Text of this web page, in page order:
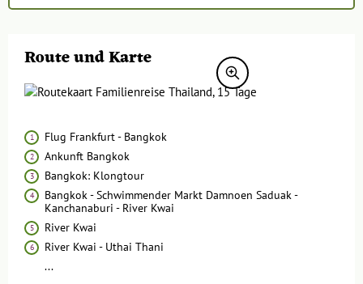
TERMINE | PREISE
REZENSIONEN
Fluginformationen
FOTOS UND VIDEOS
Route und Karte
Flug Frankfurt - Bangkok
Ankunft Bangkok
Bangkok: Klongtour
Bangkok - Schwimmender Markt Damnoen Saduak -
Kanchanaburi - River Kwai
River Kwai
River Kwai - Uthai Thani
...